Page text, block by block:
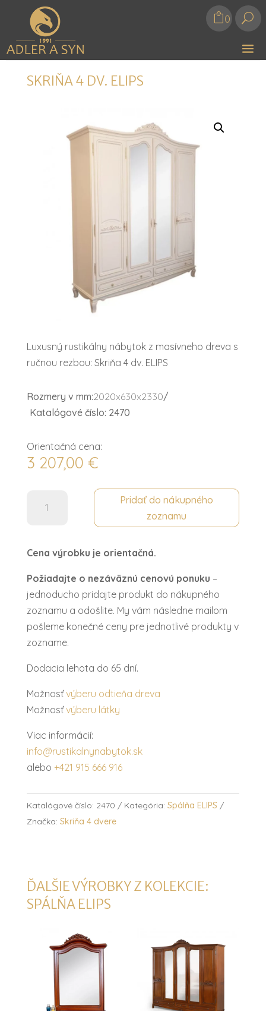
0 U
SKRIŇA 4 DV. ELIPS
Luxusný rustikálny nábytok z masívneho dreva s
ručnou rezbou: Skriňa 4 dv. ELIPS
Rozmery v mm:2020x630x2330/
Katalógové číslo: 2470
Orientačná cena:
3 207,00 €
Skriňa
Pridať do nákupného
zoznamu
Cena výrobku je orientačná.
Požiadajte o nezáväznú cenovú ponuku –
jednoducho pridajte produkt do nákupného
zoznamu a odošlite. My vám následne mailom
pošleme konečné ceny pre jednotlivé produkty v
zozname.
Dodacia lehota do 65 dní.
Možnosťvýberu odtieňa dreva
Možnosťvýberu látky
Viac informácií:
info@rustikalnynabytok.sk
alebo +421 915 666 916
Katalógové číslo: 2470 Kategória: Spálňa ELIPS
Značka: Skriňa 4 dvere
ĎALŠIE VÝROBKY Z KOLEKCIE:
SPÁLŇA ELIPS